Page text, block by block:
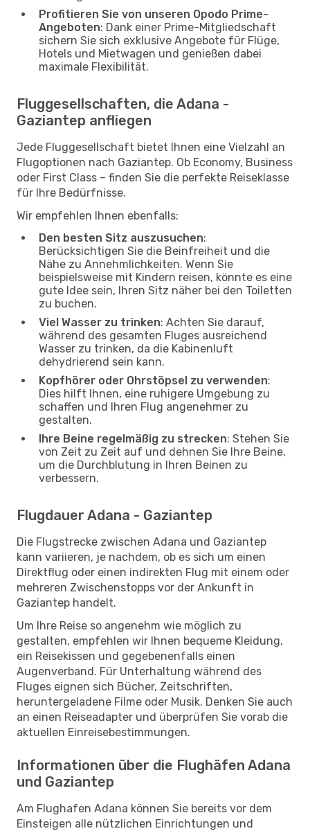
Profitieren Sie von unseren Opodo Prime-
Angeboten: Dank einer Prime-Mitgliedschaft
sichern Sie sich exklusive Angebote für Flüge,
Hotels und Mietwagen und genießen dabei
maximale Flexibilität.
Fluggesellschaften, die Adana -
Gaziantep anfliegen
Jede Fluggesellschaft bietet Ihnen eine Vielzahl an
Flugoptionen nach Gaziantep. Ob Economy, Business
oder First Class – finden Sie die perfekte Reiseklasse
für Ihre Bedürfnisse.
Wir empfehlen Ihnen ebenfalls:
Den besten Sitz auszusuchen:
Berücksichtigen Sie die Beinfreiheit und die
Nähe zu Annehmlichkeiten. Wenn Sie
beispielsweise mit Kindern reisen, könnte es eine
gute Idee sein, Ihren Sitz näher bei den Toiletten
zu buchen.
Viel Wasser zu trinken: Achten Sie darauf,
während des gesamten Fluges ausreichend
Wasser zu trinken, da die Kabinenluft
dehydrierend sein kann.
Kopfhörer oder Ohrstöpsel zu verwenden:
Dies hilft Ihnen, eine ruhigere Umgebung zu
schaffen und Ihren Flug angenehmer zu
gestalten.
Ihre Beine regelmäßig zu strecken: Stehen Sie
von Zeit zu Zeit auf und dehnen Sie Ihre Beine,
um die Durchblutung in Ihren Beinen zu
verbessern.
Flugdauer Adana - Gaziantep
Die Flugstrecke zwischen Adana und Gaziantep
kann variieren, je nachdem, ob es sich um einen
Direktflug oder einen indirekten Flug mit einem oder
mehreren Zwischenstopps vor der Ankunft in
Gaziantep handelt.
Um Ihre Reise so angenehm wie möglich zu
gestalten, empfehlen wir Ihnen bequeme Kleidung,
ein Reisekissen und gegebenenfalls einen
Augenverband. Für Unterhaltung während des
Fluges eignen sich Bücher, Zeitschriften,
heruntergeladene Filme oder Musik. Denken Sie auch
an einen Reiseadapter und überprüfen Sie vorab die
aktuellen Einreisebestimmungen.
Informationen über die Flughäfen Adana
und Gaziantep
Am Flughafen Adana können Sie bereits vor dem
Einsteigen alle nützlichen Einrichtungen und